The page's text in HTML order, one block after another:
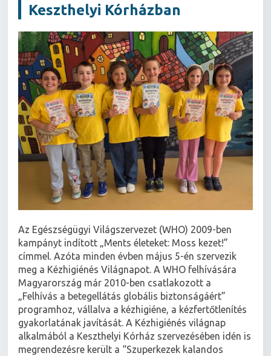
Keszthelyi Kórházban
Az Egészségügyi Világszervezet (WHO) 2009-ben
kampányt indított „Ments életeket: Moss kezet!”
címmel. Azóta minden évben május 5-én szervezik
meg a Kézhigiénés Világnapot. A WHO felhívására
Magyarország már 2010-ben csatlakozott a
„Felhívás a betegellátás globális biztonságáért”
programhoz, vállalva a kézhigiéne, a kézfertőtlenítés
gyakorlatának javítását. A Kézhigiénés világnap
alkalmából a Keszthelyi Kórház szervezésében idén is
megrendezésre került a “Szuperkezek kalandos